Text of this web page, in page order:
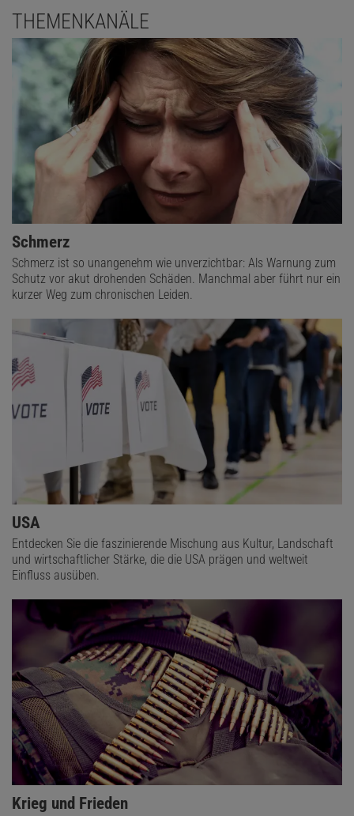
THEMENKANÄLE
Schmerz
Schmerz ist so unangenehm wie unverzichtbar: Als Warnung zum
Schutz vor akut drohenden Schäden. Manchmal aber führt nur ein
kurzer Weg zum chronischen Leiden.
USA
Entdecken Sie die faszinierende Mischung aus Kultur, Landschaft
und wirtschaftlicher Stärke, die die USA prägen und weltweit
Einfluss ausüben.
Krieg und Frieden